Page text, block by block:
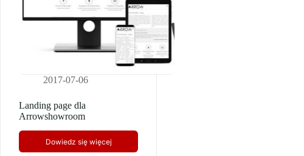
2017-07-06
Landing page dla
Arrowshowroom
Dowiedz się więcej
Landing